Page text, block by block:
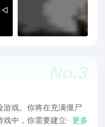
体； 8.选好后双击屏
击左下角的“Y”或者移
［Android］选项卡可关
No.3
戏。你将在充满僵尸
戏中，你需要建立一个
更多